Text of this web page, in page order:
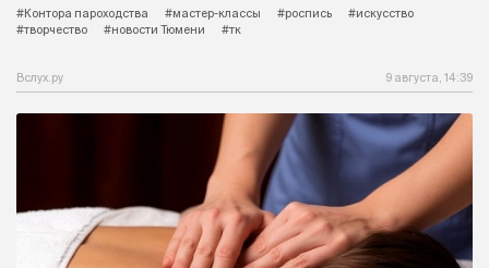
#Контора пароходства #мастер-классы #роспись
#искусство
#творчество
#новости Тюмени #тк
Вслух.ру 9 августа, 14:39